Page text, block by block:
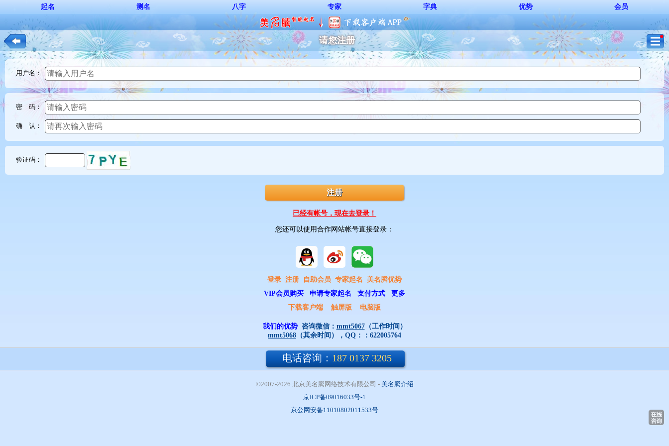
起名 测名 八字 专家 字典 优势 会员
请您注册
用户名：
密 码：
确 认：
验证码：
已经有帐号，现在去登录！
您还可以使用合作网站帐号直接登录：
登录 注册 自助会员 专家起名 美名腾优势
VIP会员购买
申请专家起名 支付方式
更多
下载客户端
触屏版 电脑版
我们的优势 咨询微信： mmt5067（工作时间）
mmt5068 （其余时间），QQ：： 622005764
电话咨询： 187 0137 3205
©2007-2026 北京美名腾网络技术有限公司 - 美名腾介绍
京ICP备09016033号-1
京公网安备11010802011533号